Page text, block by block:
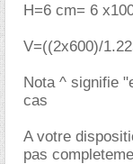
H=6 cm= 6
V=((2x600)/
Nota ^ signifie
cas
A votre
pas